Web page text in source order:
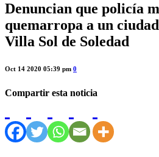
Denuncian que policía
quemarropa a un
Villa Sol de Soledad
Oct 14 2020 05:39 pm 0
Compartir esta noticia